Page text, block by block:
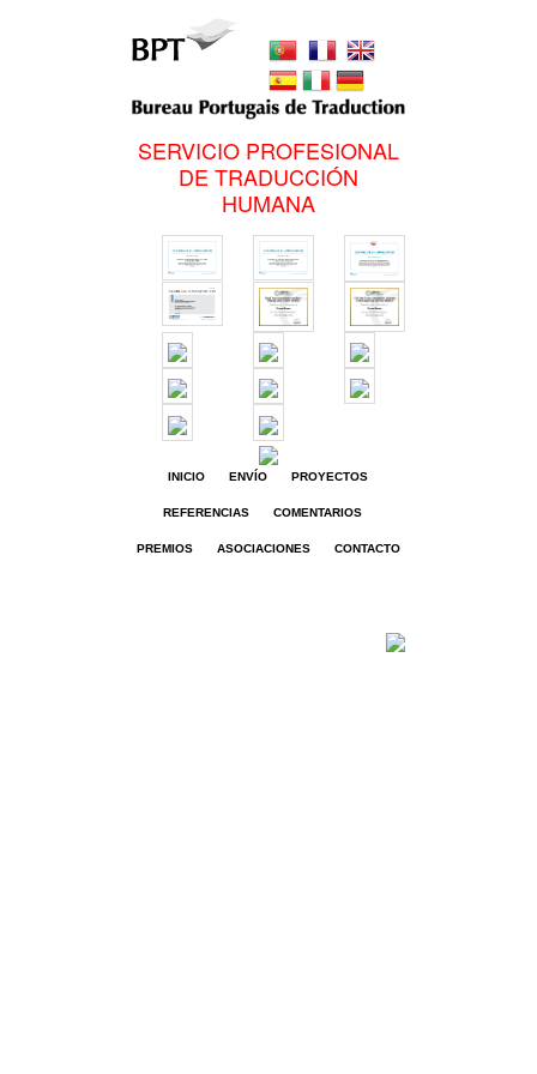
SERVICIO PROFESIONAL
DE TRADUCCIÓN
HUMANA
INICIO ENVÍO PROYECTOS
REFERENCIAS COMENTARIOS
PREMIOS ASOCIACIONES CONTACTO